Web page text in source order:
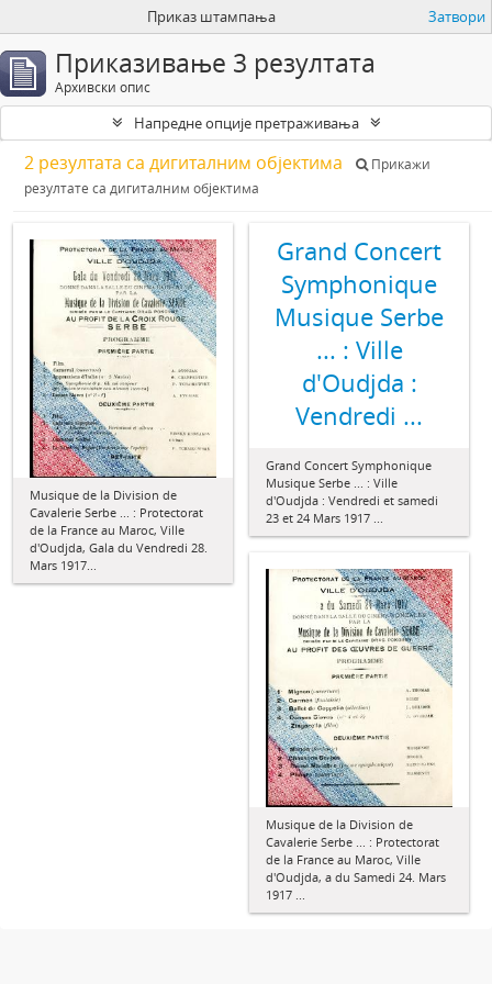
Приказ штампања Затвори
Приказивање 3 резултата
Архивски опис
Напредне опције претраживања
2 резултата са дигиталним објектима
Прикажи
резултате са дигиталним објектима
Musique de la Division de
Cavalerie Serbe ... : Protectorat
de la France au Maroc, Ville
d'Oudjda, Gala du Vendredi 28.
Mars 1917...
Grand Concert
Symphonique
Musique Serbe
... : Ville
d'Oudjda :
Vendredi ...
Grand Concert Symphonique
Musique Serbe ... : Ville
d'Oudjda : Vendredi et samedi
23 et 24 Mars 1917 ...
Musique de la Division de
Cavalerie Serbe ... : Protectorat
de la France au Maroc, Ville
d'Oudjda, a du Samedi 24. Mars
1917 ...